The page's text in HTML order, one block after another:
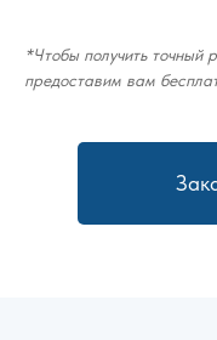
*Чтобы получить точный
предоставим вам